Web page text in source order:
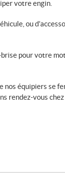
votre engin.
ou
pour votre
nos équipiers se
rendez-vous